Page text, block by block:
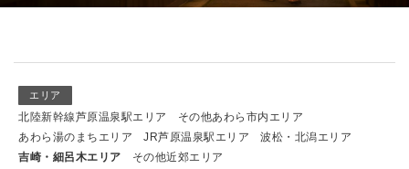
エリア
北陸新幹線芦原温泉駅エリア
その他あわら市内エリア
あわら湯のまちエリア
JR芦原温泉駅エリア
波松・北潟エリア
吉崎・細呂木エリア
その他近郊エリア